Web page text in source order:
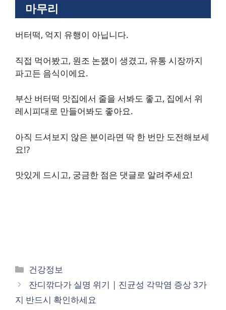
마무리
버터떡, 억지 유행이 아닙니다.
직접 먹어봤고, 원조 논쟰이 생겼고, 유통 시장까지
파고든 음식이에요.
부산 버터떡 맛집에서 줄을 서봐도 좋고, 집에서 위
레시피대로 만들어봐도 좋아요.
아직 드셔보지 않은 분이라면 딱 한 번만 도전해보세
요!?
맛있게 드시고, 궁금한 점은 댓글로 알려주세요!
카
테
고
리
건강정보
잔디깎다가 실명 위기 | 진균성 각막염 증상 3가
지 반드시 확인하세요